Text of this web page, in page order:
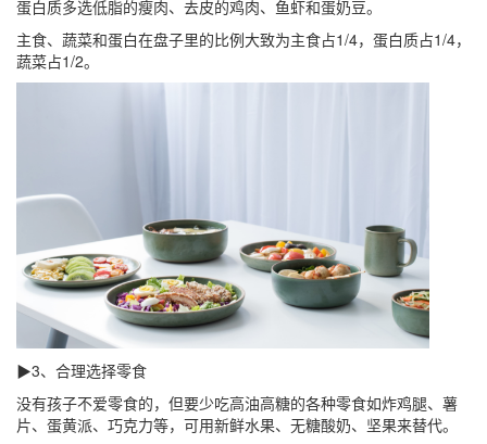
蛋白质多选低脂的瘦肉、去皮的鸡肉、鱼虾和蛋奶豆。
主食、蔬菜和蛋白在盘子里的比例大致为主食占1/4，蛋白质占1/4，
蔬菜占1/2。
▶3、合理选择零食
没有孩子不爱零食的，但要少吃高油高糖的各种零食如炸鸡腿、薯
片、蛋黄派、巧克力等，可用新鲜水果、无糖酸奶、坚果来替代。